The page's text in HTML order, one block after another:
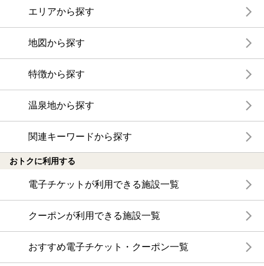
エリアから探す
地図から探す
特徴から探す
温泉地から探す
関連キーワードから探す
おトクに利用する
電子チケットが利用できる施設一覧
クーポンが利用できる施設一覧
おすすめ電子チケット・クーポン一覧